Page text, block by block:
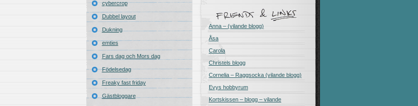
cybercrop
Dubbel layout
Dukning
emties
Fars dag och Mors dag
Födelsedag
Freaky fast friday
Gästbloggare
Anna – (vilande blogg)
Åsa
Carola
Christels blogg
Cornelia – Raggsocka (vilande blogg)
Evys hobbyrum
Kortskissen – blogg – vilande